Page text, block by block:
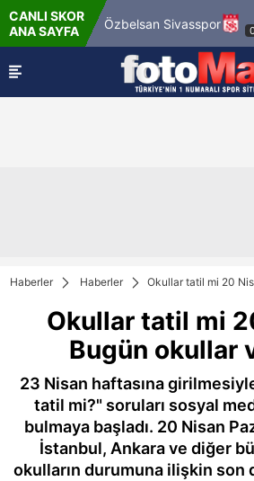
CANLI SKOR
ANA SAYFA
Spor Özbelsan Sivasspor
DA
0-0
Haberler Haberler Okullar tatil mi 20
Okullar tatil mi
Bugün okullar
23 Nisan haftasına
tatil mi?" soruları sosyal
bulmaya başladı. 20 Nisan
İstanbul, Ankara ve diğer
okulların durumuna ilişkin son